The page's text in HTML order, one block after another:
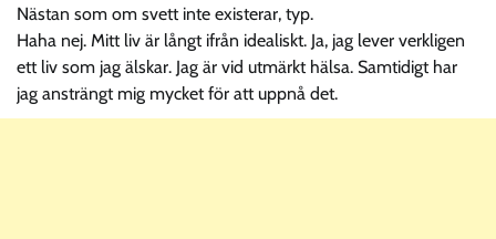
Nästan som om svett inte existerar, typ.
Haha nej. Mitt liv är långt ifrån idealiskt. Ja, jag lever verkligen
ett liv som jag älskar. Jag är vid utmärkt hälsa. Samtidigt har
jag ansträngt mig mycket för att uppnå det.